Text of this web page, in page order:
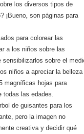
los diversos tipos de
¡Bueno, son páginas para
para colorear las
a los niños sobre las
sobre el
niños a apreciar la belleza
magníficas hojas para
todas las edades.
de guisantes para los
pero la imagen no
creativa y decidir qué